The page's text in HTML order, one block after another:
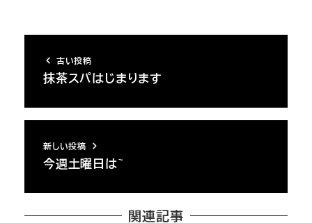
古い投稿
抹茶スパはじまります
新しい投稿
今週土曜日は~
関連記事